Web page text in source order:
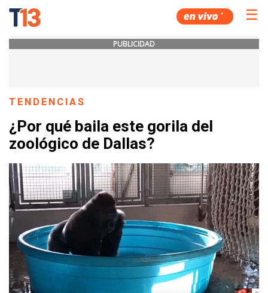
☰
PUBLICIDAD
TENDENCIAS
¿Por qué baila este gorila del
zoológico de Dallas?